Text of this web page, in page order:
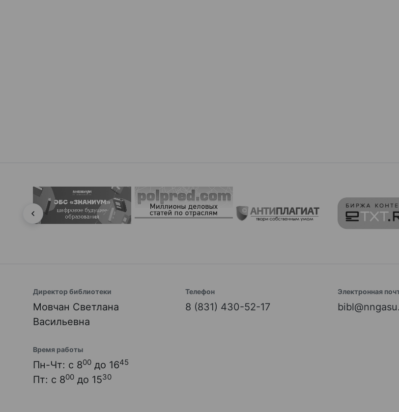
Директор библиотеки
Мовчан Светлана
Васильевна
Телефон
8 (831) 430-52-17
Электронная
Время работы
Пн-Чт: с 800 до 1645
Пт: с 800 до 1530